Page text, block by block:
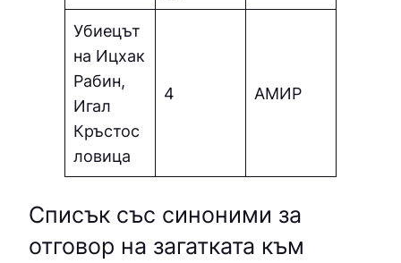
Убиецът
на Ицхак
Рабин,
Игал
Кръстос
ловица
4 АМИP
Списък със синоними за
отговор на загатката към